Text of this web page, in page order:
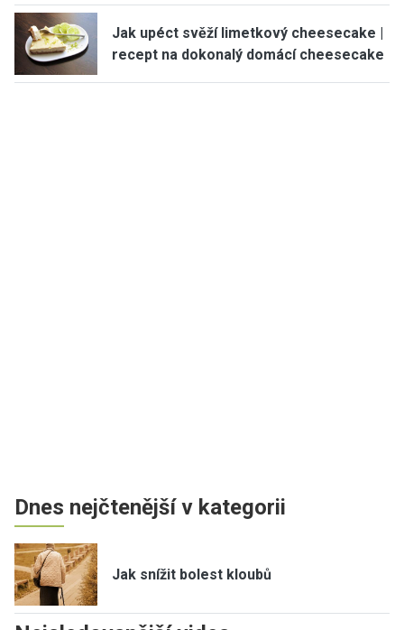
Jak upéct svěží limetkový cheesecake |
recept na dokonalý domácí cheesecake
Dnes nejčtenější v kategorii
Jak snížit bolest kloubů